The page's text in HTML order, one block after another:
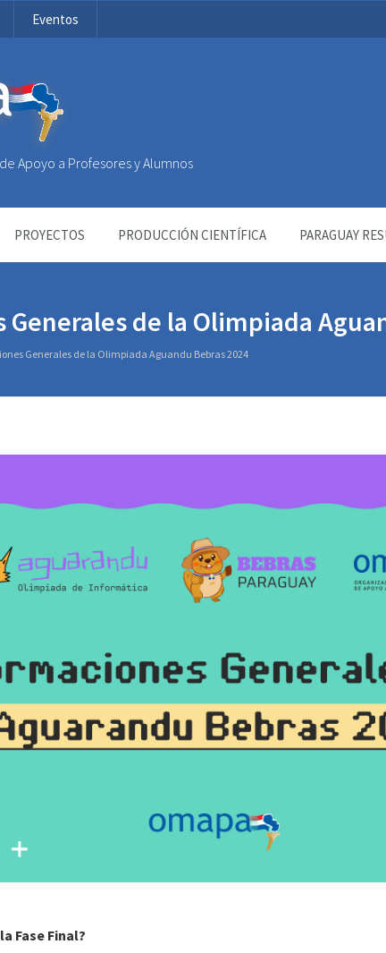
Eventos
Apoyo a Profesores y Alumnos
PROYECTOS PRODUCCIÓN CIENTÍFICA PARAGUAY
de la Olimpiada
Generales de la Olimpiada Aguandu Bebras 2024
Fase Final?